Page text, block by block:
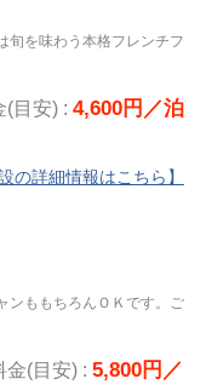
旬を味わう本格フレンチフ
(目安) : 4,600円／泊
の詳細情報はこちら】
ンももちろんＯＫです。ご
金(目安) : 5,800円／